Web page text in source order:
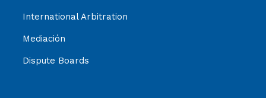
International Arbitration
Mediación
Dispute Boards